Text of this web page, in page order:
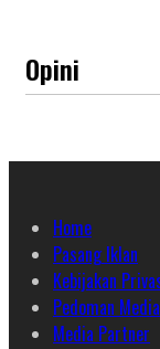
Opini
Home
Pasang Iklan
Kebijakan
Pedoman
Media Partner